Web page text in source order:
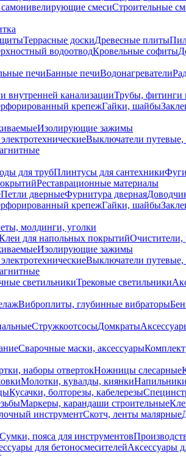
смесиСтроительные
Террасные доскиДревесные плиты
водоотводКровельные софиты
печиБанные печиВодонагреватели
внутренней канализацииТрубы, фитинги
крепежГайки, шайбы
Изолирующие зажимы
Выключатели путевые,
для трубПлинтусы для сантехники
Реставрационные материалы
Петли дверныеФурнитура дверная
крепежГайки, шайбы
молдинги, уголки
для напольных покрытийОчистители,
Изолирующие зажимы
Выключатели путевые,
светильникиТрековые светильники
Виброплиты, глубинные вибраторы
СтружкоотсосыДомкраты
Сварочные маски, аксессуары
наборы отвертокНожницы слесарные
Молотки, кувалды, киянкиНапильники
Кусачки, болторезы, кабелерезы
Маркеры, карандаши строительные
инструментСкотч, ленты малярные
Сумки, пояса для инструментов
для бетоносмесителейАксессуары